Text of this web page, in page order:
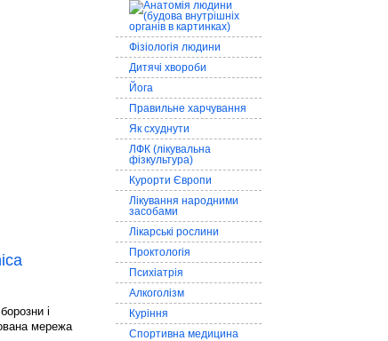
і
мережа
Фізіологія людини
Дитячі хвороби
Йога
Правильне харчування
Як схуднути
ЛФК (лікувальна
фізкультура)
Курорти Європи
Лікування народними
засобами
Лікарські рослини
Проктологія
Психіатрія
Алкоголізм
Куріння
Спортивна медицина